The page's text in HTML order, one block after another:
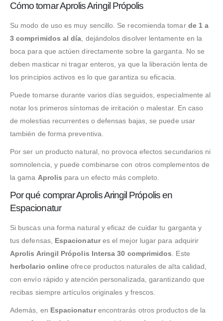
Cómo tomar Aprolis Aringil Própolis
Su modo de uso es muy sencillo. Se recomienda tomar de 1 a
3 comprimidos al día , dejándolos disolver lentamente en la
boca para que actúen directamente sobre la garganta. No se
deben masticar ni tragar enteros, ya que la liberación lenta de
los principios activos es lo que garantiza su eficacia.
Puede tomarse durante varios días seguidos, especialmente al
notar los primeros síntomas de irritación o malestar. En caso
de molestias recurrentes o defensas bajas, se puede usar
también de forma preventiva.
Por ser un producto natural, no provoca efectos secundarios ni
somnolencia, y puede combinarse con otros complementos de
la gama Aprolis para un efecto más completo.
Por qué comprar Aprolis Aringil Própolis en
Espacionatur
Si buscas una forma natural y eficaz de cuidar tu garganta y
tus defensas, Espacionatures el mejor lugar para adquirir
Aprolis Aringil Própolis Intersa 30 comprimidos . Este
herbolario online ofrece productos naturales de alta calidad,
con envío rápido y atención personalizada, garantizando que
recibas siempre artículos originales y frescos.
Además, en Espacionaturencontrarás otros productos de la